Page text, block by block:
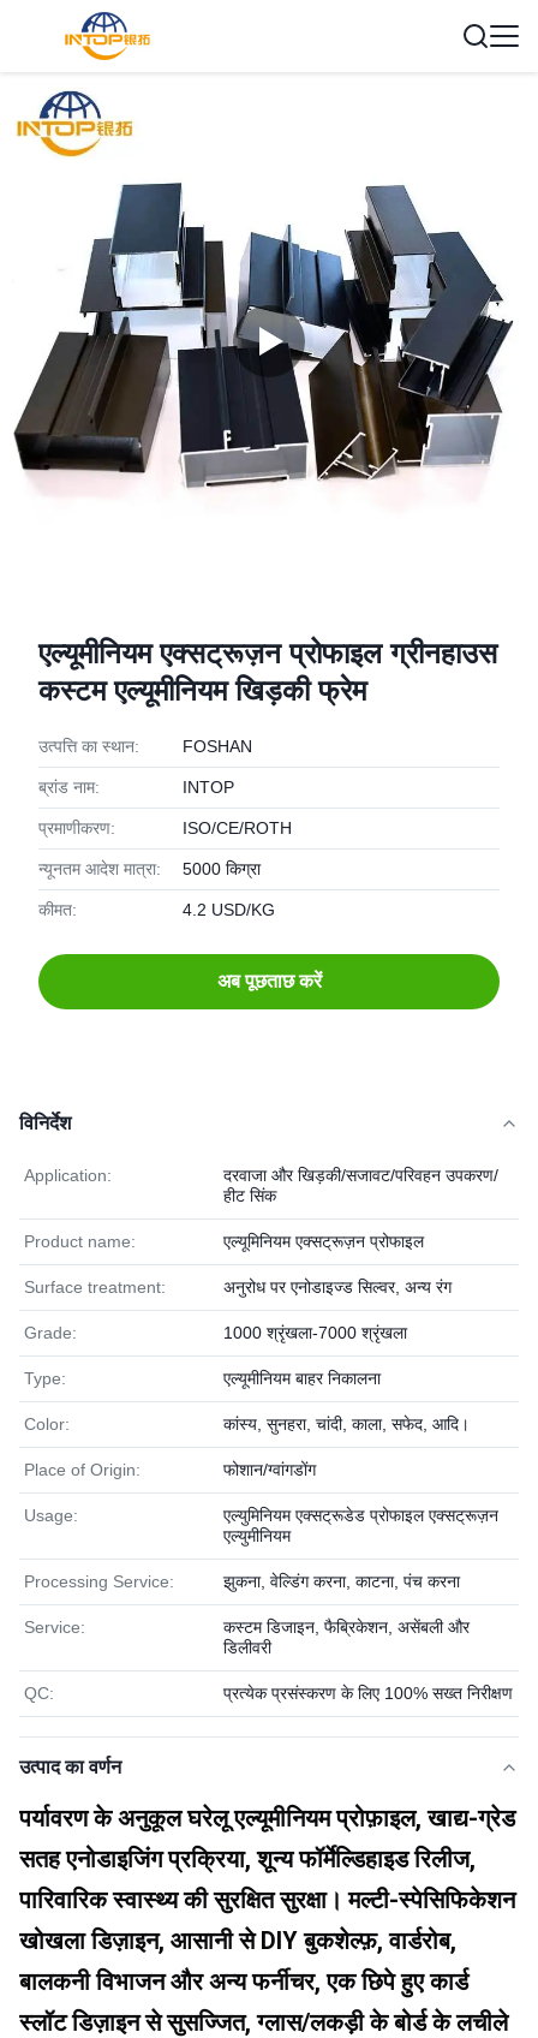
एल्यूमीनियम एक्सट्रूज़न प्रोफाइल ग्रीनहाउस
कस्टम एल्यूमीनियम खिड़की फ्रेम
उत्पत्ति का स्थान: FOSHAN
ब्रांड नाम: INTOP
प्रमाणीकरण: ISO/CE/ROTH
न्यूनतम आदेश मात्रा: 5000 किग्रा
कीमत: 4.2 USD/KG
अब पूछताछ करें
विनिर्देश
Application:
दरवाजा और खिड़की/सजावट/परिवहन उपकरण/
हीट सिंक
Product name: एल्यूमिनियम एक्सट्रूज़न प्रोफाइल
Surface treatment: अनुरोध पर एनोडाइज्ड सिल्वर, अन्य रंग
Grade: 1000 श्रृंखला-7000 श्रृंखला
Type: एल्यूमीनियम बाहर निकालना
Color: कांस्य, सुनहरा, चांदी, काला, सफेद, आदि।
Place of Origin: फोशान/ग्वांगडोंग
Usage:
एल्युमिनियम एक्सट्रूडेड प्रोफाइल एक्सट्रूज़न
एल्युमीनियम
Processing Service: झुकना, वेल्डिंग करना, काटना, पंच करना
Service:
कस्टम डिजाइन, फैब्रिकेशन, असेंबली और
डिलीवरी
QC: प्रत्येक प्रसंस्करण के लिए 100% सख्त निरीक्षण
उत्पाद का वर्णन
पर्यावरण के अनुकूल घरेलू एल्यूमीनियम प्रोफ़ाइल, खाद्य-ग्रेड
सतह एनोडाइजिंग प्रक्रिया, शून्य फॉर्मेल्डिहाइड रिलीज,
पारिवारिक स्वास्थ्य की सुरक्षित सुरक्षा। मल्टी-स्पेसिफिकेशन
खोखला डिज़ाइन, आसानी से DIY बुकशेल्फ़, वार्डरोब,
बालकनी विभाजन और अन्य फर्नीचर, एक छिपे हुए कार्ड
स्लॉट डिज़ाइन से सुसज्जित, ग्लास/लकड़ी के बोर्ड के लचीले